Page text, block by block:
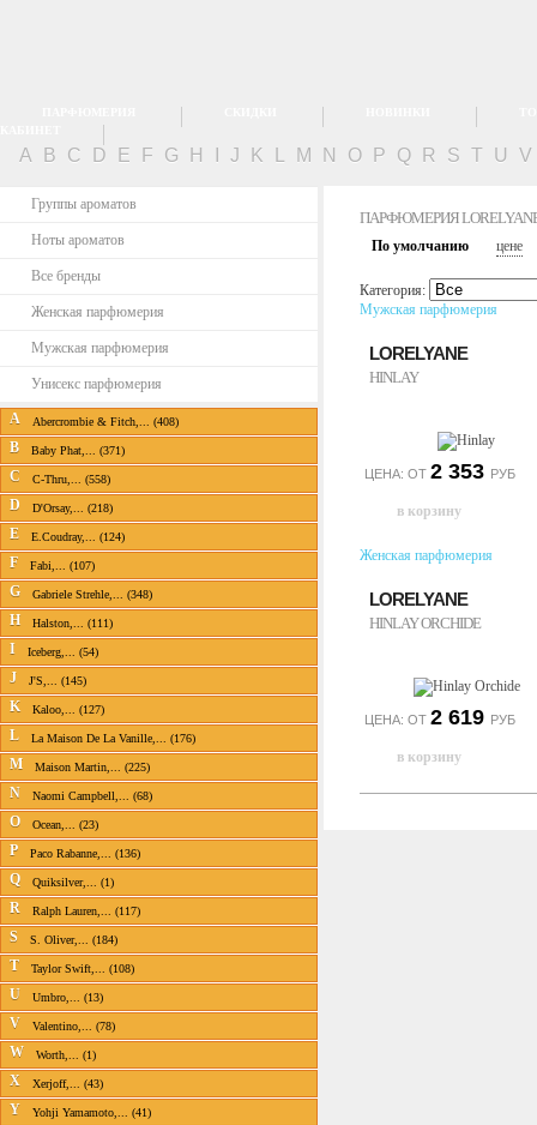
A B C D E F G H J K M N O P Q R S T U V
Группы ароматов
Ноты ароматов
Все бренды
Женская парфюмерия
Мужская парфюмерия
Унисекс парфюмерия
A Abercrombie & Fitch,... (408)
B Baby Phat,... (371)
C C-Thru,... (558)
D D'Orsay,... (218)
E E.Coudray,... (124)
F Fabi,... (107)
G Gabriele Strehle,... (348)
H Halston,... (111)
I Iceberg,... (54)
J J'S,... (145)
K Kaloo,... (127)
L La Maison De La Vanille,... (176)
M Maison Martin,... (225)
N Naomi Campbell,... (68)
O Ocean,... (23)
P Paco Rabanne,... (136)
Q Quiksilver,... (1)
R Ralph Lauren,... (117)
S S. Oliver,... (184)
T Taylor Swift,... (108)
U Umbro,... (13)
V Valentino,... (78)
W Worth,... (1)
X Xerjoff,... (43)
Y Yohji Yamamoto,... (41)
ПАРФЮМЕРИЯ
По умолчанию цене
Категория:
Мужская парфюмерия
LORELYANE
HINLAY
ЦЕНА: ОТ 2 353 РУБ
Женская парфюмерия
LORELYANE
HINLAY ORCHIDE
ЦЕНА: ОТ 2 619 РУБ